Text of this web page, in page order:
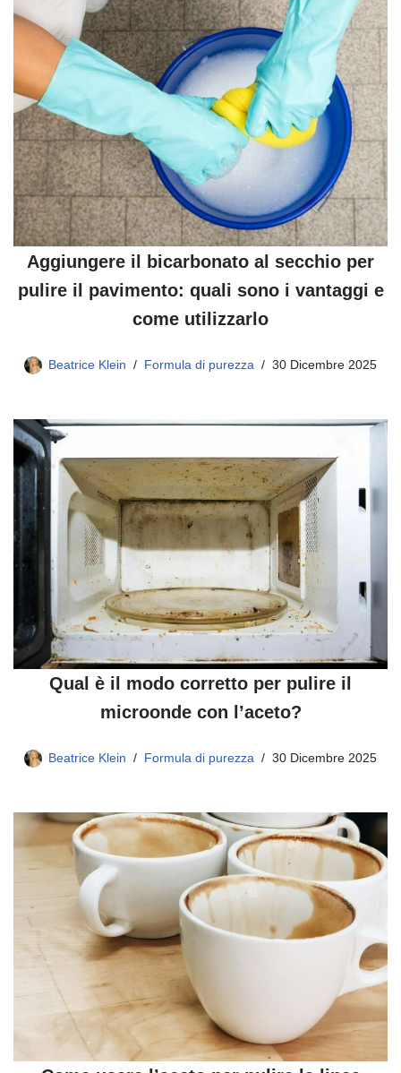
Aggiungere il bicarbonato al secchio per
pulire il pavimento: quali sono i vantaggi e
come utilizzarlo
Beatrice Klein Formula di purezza 30 Dicembre 2025
Qual è il modo corretto per pulire il
microonde con l’aceto?
Beatrice Klein Formula di purezza 30 Dicembre 2025